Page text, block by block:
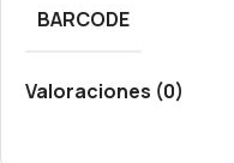
BARCODE
Valoraciones (0)